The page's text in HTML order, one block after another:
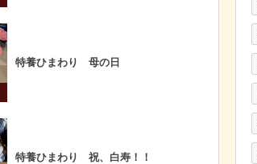
特養ひまわり 母の日
特養ひまわり 祝、白寿！！